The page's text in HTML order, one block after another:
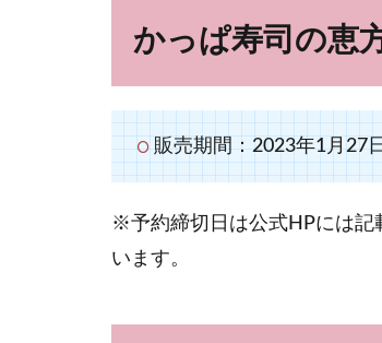
かっぱ寿司の恵
販売期間：2023年1月27
※予約締切日は公式HPには記
います。